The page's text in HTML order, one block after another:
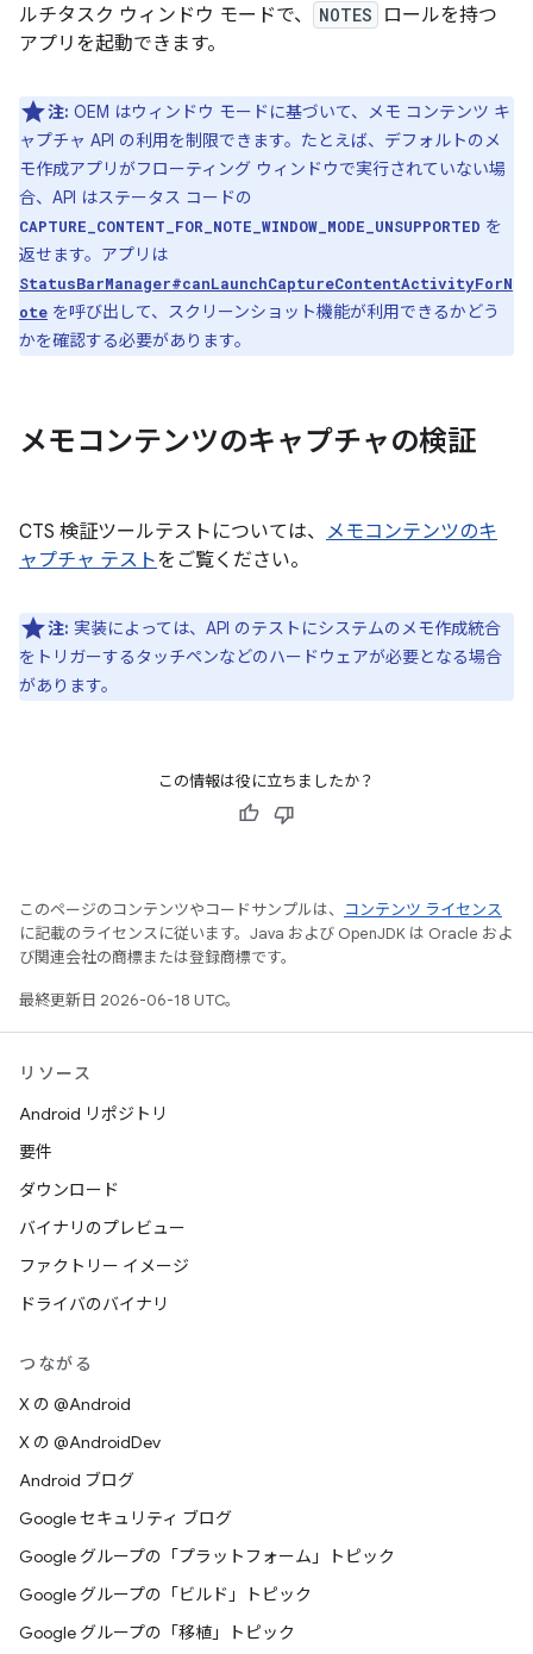
ルチタスク ウィンドウ モードで、
NOTES
ロールを持つ
アプリを起動できます。
注: OEM はウィンドウ モードに基づいて、メモ コンテンツ キ
ャプチャ API の利用を制限できます。たとえば、デフォルトのメ
モ作成アプリがフローティング ウィンドウで実行されていない場
合、API はステータス コードの
CAPTURE_CONTENT_FOR_NOTE_WINDOW_MODE_UNSUPPORTED を
返せます。アプリは
StatusBarManager#canLaunchCaptureContentActivityForN
ote を呼び出して、スクリーンショット機能が利用できるかどう
かを確認する必要があります。
メモコンテンツのキャプチャの検証
CTS 検証ツールテストについては、 メモコンテンツのキ
ャプチャ テストをご覧ください。
注: 実装によっては、API のテストにシステムのメモ作成統合
をトリガーするタッチペンなどのハードウェアが必要となる場合
があります。
この情報は役に立ちましたか？
このページのコンテンツやコードサンプルは、
コンテンツ ライセンス
に記載のライセンスに従います。Java および OpenJDK は Oracle およ
び関連会社の商標または登録商標です。
最終更新日 2026-06-18 UTC。
リソース
Android リポジトリ
要件
ダウンロード
バイナリのプレビュー
ファクトリー イメージ
ドライバのバイナリ
つながる
X の @Android
X の @AndroidDev
Android ブログ
Google セキュリティ ブログ
Google グループの「プラットフォーム」トピック
Google グループの「ビルド」トピック
Google グループの「移植」トピック